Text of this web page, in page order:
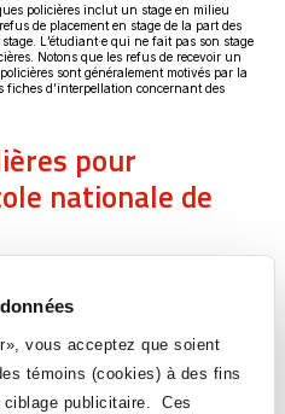
vous acceptez que soient
témoins (cookies) à des fins
publicitaire. Ces
policières inclut un stage en milieu
de placement en stage de la part des
L’étudiant·e qui ne fait pas son stage
Notons que les refus de recevoir un
sont généralement motivés par la
fiches d’interpellation concernant des
pour
nationale de
et répondre aux critères
l’ENPQ (consulter le site Web
Ce
).
de formation initiale en